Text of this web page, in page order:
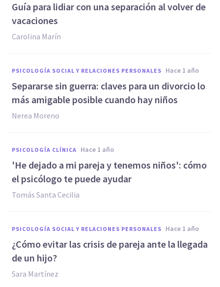
Guía para lidiar con una separación al volver de
vacaciones
Carolina Marín
PSICOLOGÍA SOCIAL Y RELACIONES PERSONALES hace 1 año
Separarse sin guerra: claves para un divorcio lo
más amigable posible cuando hay niños
Nerea Moreno
PSICOLOGÍA CLÍNICA hace 1 año
'He dejado a mi pareja y tenemos niños': cómo
el psicólogo te puede ayudar
Tomás Santa Cecilia
PSICOLOGÍA SOCIAL Y RELACIONES PERSONALES hace 1 año
¿Cómo evitar las crisis de pareja ante la llegada
de un hijo?
Sara Martínez